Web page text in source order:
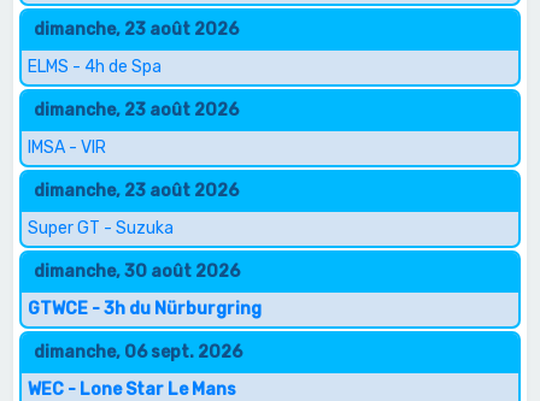
dimanche, 23 août 2026
ELMS - 4h de Spa
dimanche, 23 août 2026
IMSA - VIR
dimanche, 23 août 2026
Super GT - Suzuka
dimanche, 30 août 2026
GTWCE - 3h du Nürburgring
dimanche, 06 sept. 2026
WEC - Lone Star Le Mans